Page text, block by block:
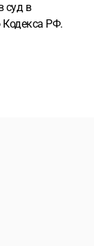
суд в
Кодекса РФ.